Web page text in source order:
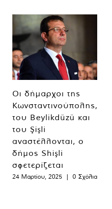
Οι δήμαρχοι της
Κωνσταντινούπολης,
του Beylikdüzü και
του Şişli
αναστέλλονται, ο
δήμος Shişli
σφετερίζεται
24 Μαρτίου, 2025 | 0 Σχόλια